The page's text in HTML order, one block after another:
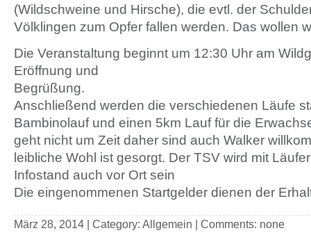
(Wildschweine und Hirsche), die evtl. der
Völklingen zum Opfer fallen werden. Das wollen
Die Veranstaltung beginnt um 12:30 Uhr am
Eröffnung und
Begrüßung.
Anschließend werden die verschiedenen Läufe
Bambinolauf und einen 5km Lauf für die
geht nicht um Zeit daher sind auch Walker
leibliche Wohl ist gesorgt. Der TSV wird mit
Infostand auch vor Ort sein
Die eingenommenen Startgelder dienen der
März 28, 2014 | Category: Allgemein | Comments: none